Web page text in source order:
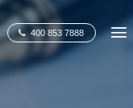
400 853 7888